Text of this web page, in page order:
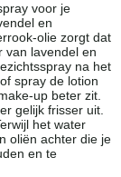
voor je
en
olie zorgt dat
van lavendel en
na het
spray de lotion
up beter zit.
gelijk frisser uit.
het water
oliën achter die je
en te